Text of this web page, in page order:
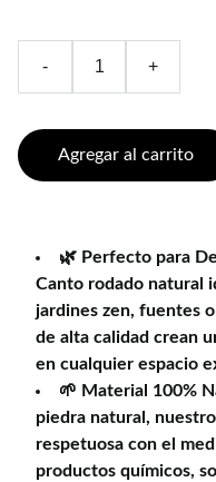
- +
Agregar al carrito
🌿 Perfecto para
Canto rodado natural
jardines zen, fuentes
de alta calidad crean
en cualquier espacio
🌱 Material 100%
piedra natural,
respetuosa con el
productos químicos,